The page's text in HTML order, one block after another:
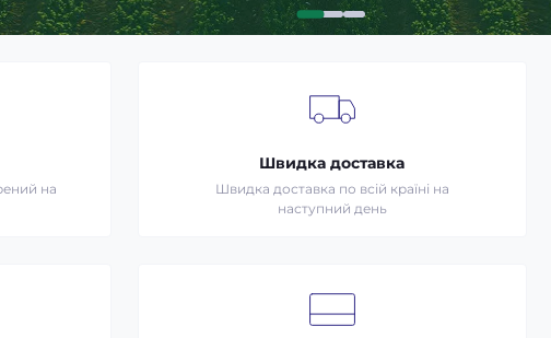
на
Швидка доставка
Швидка доставка по всій країні на
наступний день